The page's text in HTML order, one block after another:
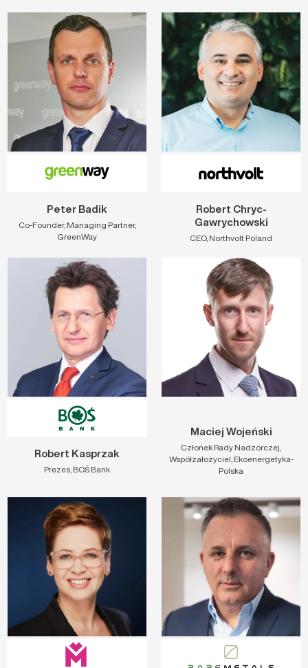
Peter Badik
Co-Founder, Managing Partner,
GreenWay
Robert Chryc-
Gawrychowski
CEO, Northvolt Poland
Robert Kasprzak
Prezes, BOŚ Bank
Maciej Wojeński
Członek Rady Nadzorczej,
Współzałożyciel, Ekoenergetyka-
Polska